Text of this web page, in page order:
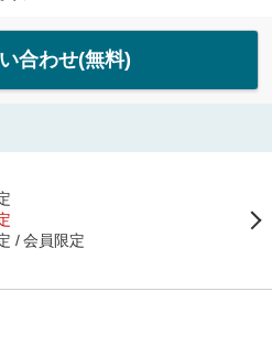
合わせ(無料)
会員限定